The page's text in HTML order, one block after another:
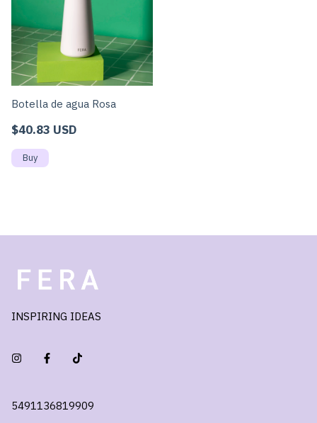
Botella de agua Rosa
$40.83 USD
INSPIRING IDEAS
5491136819909